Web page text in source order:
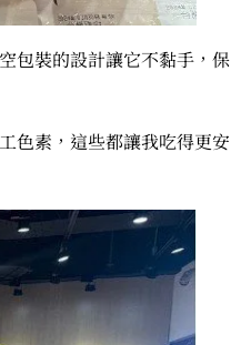
包裝的設計讓它不黏手，保
色素，這些都讓我吃得更安